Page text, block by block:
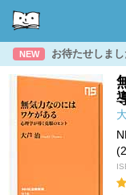
NEW お待たせしま